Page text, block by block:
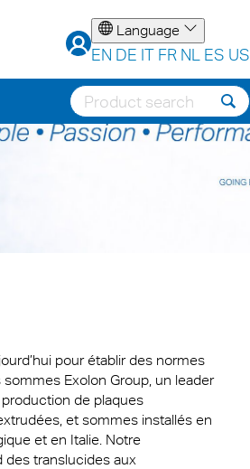
Language
EN DE IT FR NL ES US
pour établir des normes
Exolon Group, un leader
de plaques
et sommes installés en
et en Italie. Notre
des translucides aux